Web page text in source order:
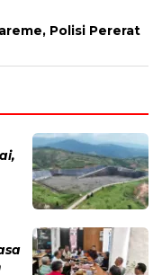
Polisi Pererat